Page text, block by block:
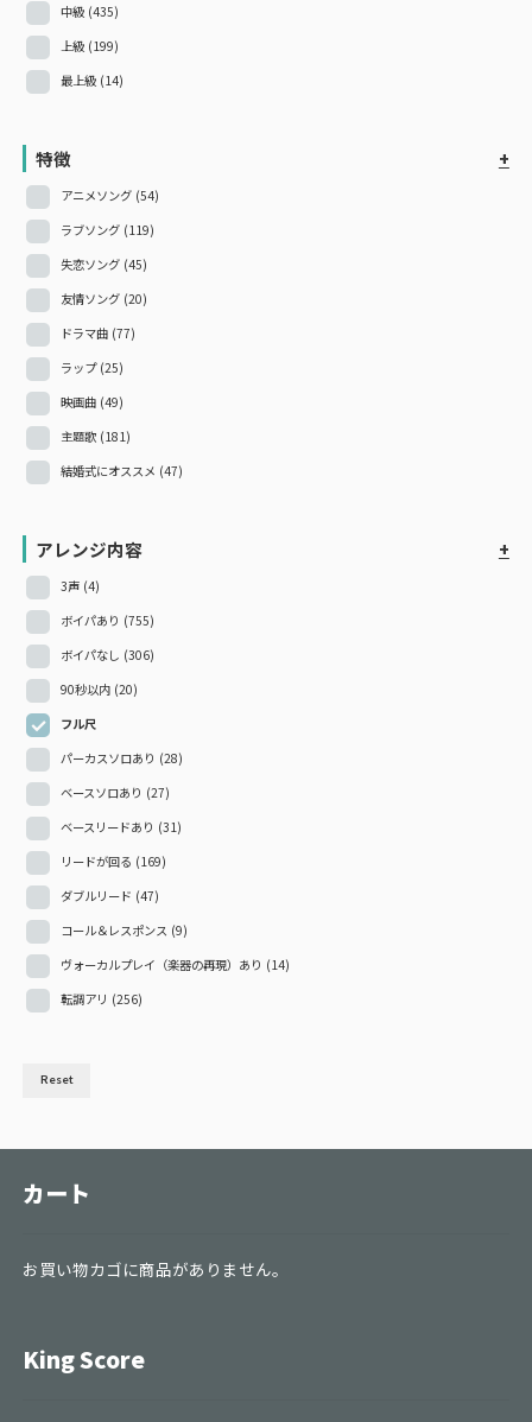
中級 (435)
上級 (199)
最上級 (14)
特徴 +
アニメソング (54)
ラブソング (119)
失恋ソング (45)
友情ソング (20)
ドラマ曲 (77)
ラップ (25)
映画曲 (49)
主題歌 (181)
結婚式にオススメ (47)
アレンジ内容 +
3声 (4)
ボイパあり (755)
ボイパなし (306)
90秒以内 (20)
フル尺
パーカスソロあり (28)
ベースソロあり (27)
ベースリードあり (31)
リードが回る (169)
ダブルリード (47)
コール＆レスポンス (9)
ヴォーカルプレイ（楽器の再現）あり (14)
転調アリ (256)
Reset
カート
お買い物カゴに商品がありません。
King Score